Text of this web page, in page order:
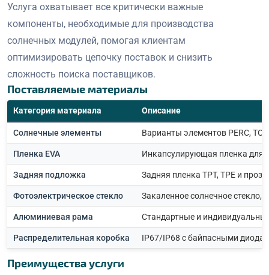
Услуга охватывает все критически важные
компоненты, необходимые для производства
солнечных модулей, помогая клиентам
оптимизировать цепочку поставок и снизить
сложность поиска поставщиков.
Поставляемые материалы
Категория материала Описание
Солнечные элементы Варианты элементов PERC,
Пленка EVA Инкапсулирующая пленка для
Задняя подложка Задняя пленка TPT, TPE и
Фотоэлектрическое стекло Закаленное солнечное
Алюминиевая рама Стандартные и
Распределительная коробка IP67/IP68 с байпасными
Преимущества услуги